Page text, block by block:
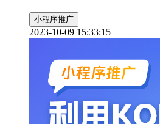
小程序推广
2023-10-09 15:33:15